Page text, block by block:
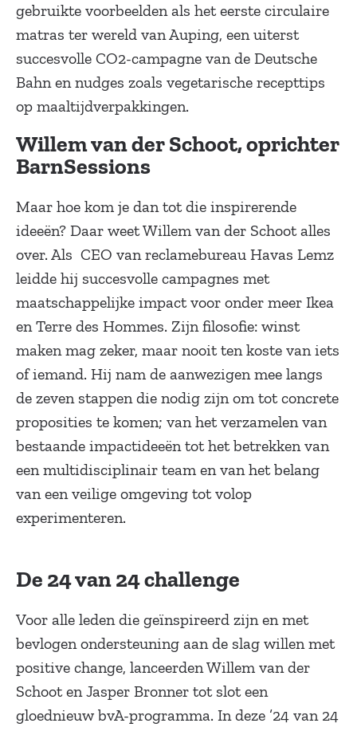
gebruikte voorbeelden als het eerste circulaire
matras ter wereld van Auping, een uiterst
succesvolle CO2-campagne van de Deutsche
Bahn en nudges zoals vegetarische recepttips
op maaltijdverpakkingen.
Willem van der Schoot, oprichter
BarnSessions
Maar hoe kom je dan tot die inspirerende
ideeën? Daar weet Willem van der Schoot alles
over. Als CEO van reclamebureau Havas Lemz
leidde hij succesvolle campagnes met
maatschappelijke impact voor onder meer Ikea
en Terre des Hommes. Zijn filosofie: winst
maken mag zeker, maar nooit ten koste van iets
of iemand. Hij nam de aanwezigen mee langs
de zeven stappen die nodig zijn om tot concrete
proposities te komen; van het verzamelen van
bestaande impactideeën tot het betrekken van
een multidisciplinair team en van het belang
van een veilige omgeving tot volop
experimenteren.
De 24 van 24 challenge
Voor alle leden die geïnspireerd zijn en met
bevlogen ondersteuning aan de slag willen met
positive change, lanceerden Willem van der
Schoot en Jasper Bronner tot slot een
gloednieuw bvA-programma. In deze ’24 van 24